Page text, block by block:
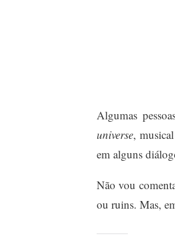
Algumas
universe,
em alguns
Não vou
ou ruins. Mas,